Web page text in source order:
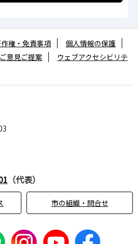
（代表）
市の組織・問合せ
権・免責事項
個人情報の保護
意見ご提案
ウェブアクセシビリテ